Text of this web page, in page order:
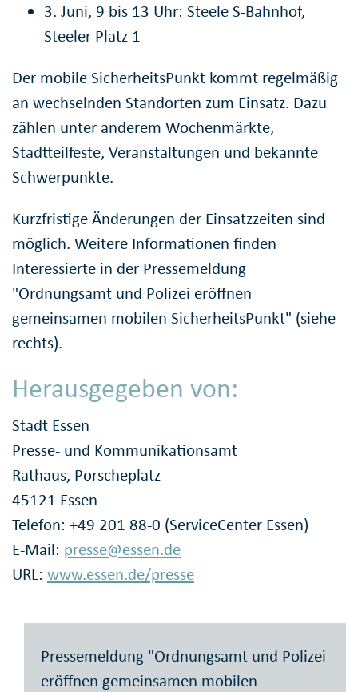
3. Juni, 9 bis 13 Uhr: Steele S-Bahnhof,
Steeler Platz 1
Der mobile SicherheitsPunkt kommt regelmäßig
an wechselnden Standorten zum Einsatz. Dazu
zählen unter anderem Wochenmärkte,
Stadtteilfeste, Veranstaltungen und bekannte
Schwerpunkte.
Kurzfristige Änderungen der Einsatzzeiten sind
möglich. Weitere Informationen finden
Interessierte in der Pressemeldung
"Ordnungsamt und Polizei eröffnen
gemeinsamen mobilen SicherheitsPunkt" (siehe
rechts).
Herausgegeben von:
Stadt Essen
Presse- und Kommunikationsamt
Rathaus, Porscheplatz
45121 Essen
Telefon: +49 201 88-0 (ServiceCenter Essen)
E-Mail: presse@essen.de
URL: www.essen.de/presse
Pressemeldung "Ordnungsamt und Polizei
eröffnen gemeinsamen mobilen